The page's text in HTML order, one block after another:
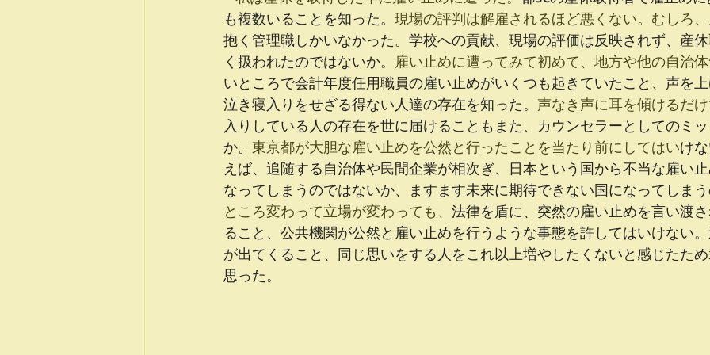
も複数いることを知った。 現場の評判は解雇されるほど悪くない。むしろ、
抱く管理職しかいなかった。学校への貢献、現場の評価は反映されず、産
く扱われたのではないか。
雇い止めに遭ってみて初めて、地方や他の自治
いところで会計年度任用職員の雇い止めがいくつも起きていたこと、声を
泣き寝入りをせざる得ない人達の存在を知った。 声なき声に耳を傾けるだ
入りしている人の存在を世に届けることもまた、カウンセラーとしてのミ
か。 東京都が大胆な雇い止めを公然と行ったことを当たり前にしてはいけ
えば、追随する自治体や民間企業が相次ぎ、日本という国から不当な雇い
なってしまうのではないか、ますます未来に期待できない国になってしま
ところ変わって立場が変わっても、 法律を盾に、突然の雇い止めを言い渡
ること、公共機関が公然と雇い止めを行うような事態を許してはいけない
が出てくること、同じ思いをする人をこれ以上増やしたくないと感じたた
思った。